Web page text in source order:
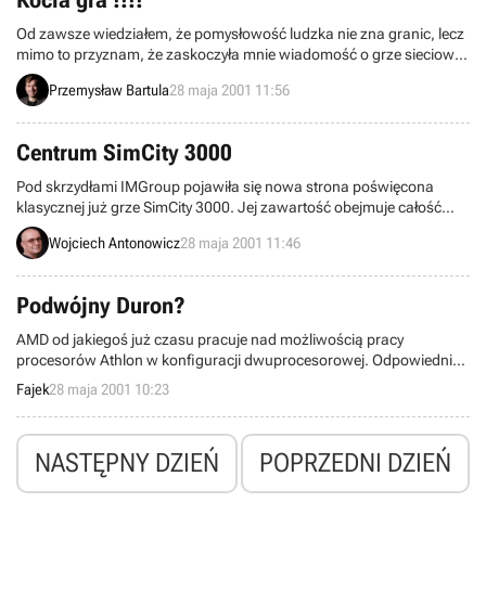
Od zawsze wiedziałem, że pomysłowość ludzka nie zna granic, lecz
mimo to przyznam, że zaskoczyła mnie wiadomość o grze sieciowej
dedykowanej nietypowym odbiorcom - kotom.
Przemysław Bartula28 maja 2001 11:56
Centrum SimCity 3000
Pod skrzydłami IMGroup pojawiła się nowa strona poświęcona
klasycznej już grze SimCity 3000. Jej zawartość obejmuje całość
Wojciech Antonowicz28 maja 2001 11:46
Podwójny Duron?
AMD od jakiegoś już czasu pracuje nad możliwością pracy
procesorów Athlon w konfiguracji dwuprocesorowej. Odpowiedni
„chipset” umożliwiający to powinien pojawić się niebawem. Tym
czasem pojawiają się informacje jakoby możliwość pracy
dwuprocesorowej pojawiła się również w przypadku tańszych
procesorów z rodziny Duron.
Fajek28 maja 2001 10:23
NASTĘPNY DZIEŃ POPRZEDNI DZIEŃ